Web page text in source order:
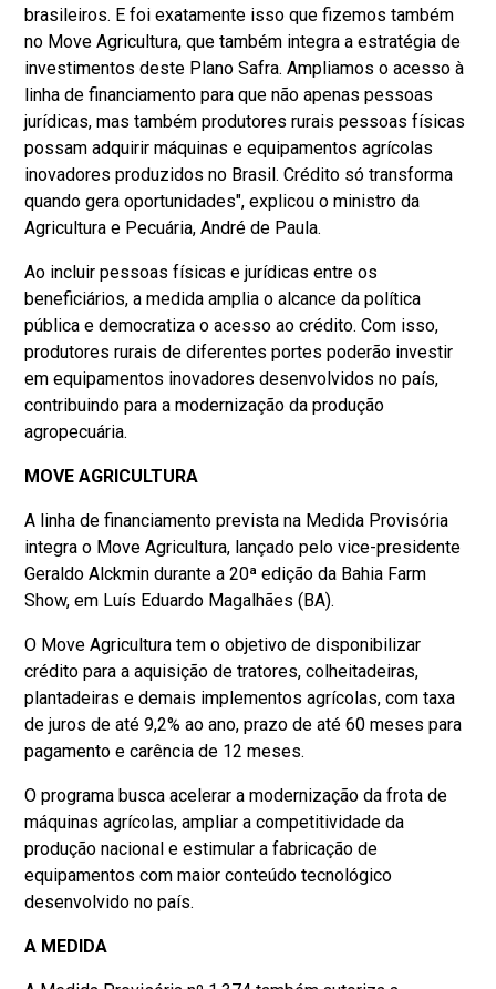
brasileiros. E foi exatamente isso que fizemos também
no Move Agricultura, que também integra a estratégia de
investimentos deste Plano Safra. Ampliamos o acesso à
linha de financiamento para que não apenas pessoas
jurídicas, mas também produtores rurais pessoas físicas
possam adquirir máquinas e equipamentos agrícolas
inovadores produzidos no Brasil. Crédito só transforma
quando gera oportunidades", explicou o ministro da
Agricultura e Pecuária, André de Paula.
Ao incluir pessoas físicas e jurídicas entre os
beneficiários, a medida amplia o alcance da política
pública e democratiza o acesso ao crédito. Com isso,
produtores rurais de diferentes portes poderão investir
em equipamentos inovadores desenvolvidos no país,
contribuindo para a modernização da produção
agropecuária.
MOVE AGRICULTURA
A linha de financiamento prevista na Medida Provisória
integra o Move Agricultura, lançado pelo vice-presidente
Geraldo Alckmin durante a 20ª edição da Bahia Farm
Show, em Luís Eduardo Magalhães (BA).
O Move Agricultura tem o objetivo de disponibilizar
crédito para a aquisição de tratores, colheitadeiras,
plantadeiras e demais implementos agrícolas, com taxa
de juros de até 9,2% ao ano, prazo de até 60 meses para
pagamento e carência de 12 meses.
O programa busca acelerar a modernização da frota de
máquinas agrícolas, ampliar a competitividade da
produção nacional e estimular a fabricação de
equipamentos com maior conteúdo tecnológico
desenvolvido no país.
A MEDIDA